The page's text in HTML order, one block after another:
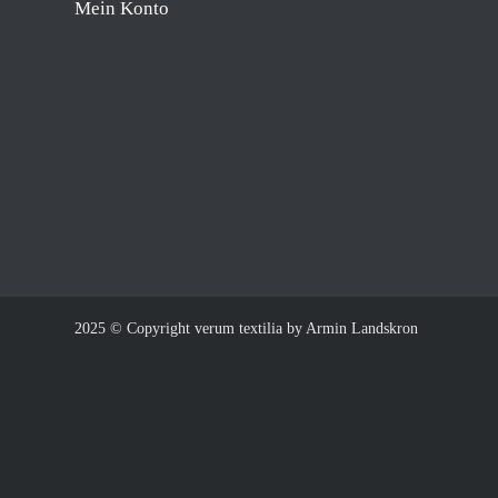
Mein Konto
2025 © Copyright verum textilia by Armin Landskron